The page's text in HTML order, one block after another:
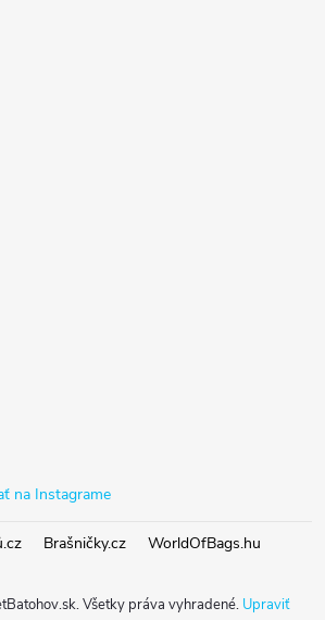
na Instagrame
Brašničky.cz WorldOfBags.hu
. Všetky práva vyhradené. Upraviť